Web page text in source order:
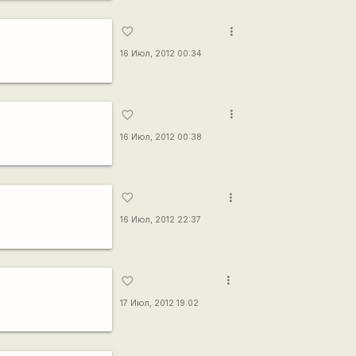
favorite_border
16 Июл, 2012 00:34
more_vert
favorite_border
16 Июл, 2012 00:38
more_vert
favorite_border
16 Июл, 2012 22:37
more_vert
favorite_border
17 Июл, 2012 19:02
more_vert